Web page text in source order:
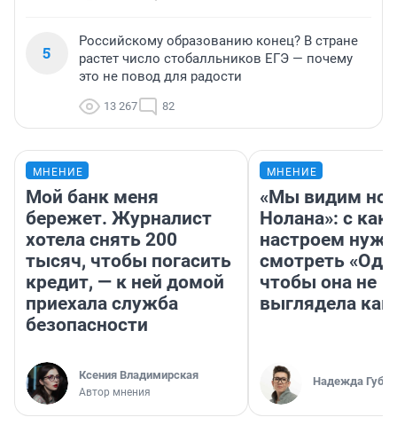
5
Российскому образованию конец? В стране
растет число стобалльников ЕГЭ — почему
это не повод для радости
13 267 82
МНЕНИЕ
Мой банк меня
бережет. Журналист
хотела снять 200
тысяч, чтобы погасить
кредит, — к ней домой
приехала служба
безопасности
Ксения Владимирская
Автор мнения
МНЕНИЕ
«Мы видим
Нолана»: с
настроем
смотреть
чтобы она не
выглядела как
Надежда